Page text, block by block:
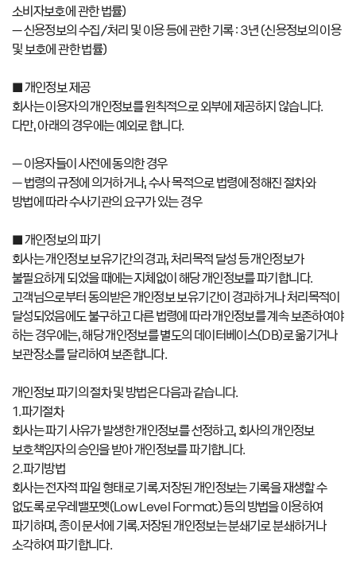
소비자보호에 관한 법률)
– 신용정보의 수집/처리 및 이용 등에 관한 기록 : 3년 (신용정보의 이용
및 보호에 관한 법률)
■ 개인정보 제공
회사는 이용자의 개인정보를 원칙적으로 외부에 제공하지 않습니다.
다만, 아래의 경우에는 예외로 합니다.
– 이용자들이 사전에 동의한 경우
– 법령의 규정에 의거하거나, 수사 목적으로 법령에 정해진 절차와
방법에 따라 수사기관의 요구가 있는 경우
■ 개인정보의 파기
회사는 개인정보 보유기간의 경과, 처리목적 달성 등 개인정보가
불필요하게 되었을 때에는 지체없이 해당 개인정보를 파기합니다.
고객님으로부터 동의받은 개인정보 보유기간이 경과하거나 처리목적이
달성되었음에도 불구하고 다른 법령에 따라 개인정보를 계속 보존하여야
하는 경우에는, 해당 개인정보를 별도의 데이터베이스(DB)로 옮기거나
보관장소를 달리하여 보존합니다.
개인정보 파기의 절차 및 방법은 다음과 같습니다.
1.파기절차
회사는 파기 사유가 발생한 개인정보를 선정하고, 회사의 개인정보
보호책임자의 승인을 받아 개인정보를 파기합니다.
2.파기방법
회사는 전자적 파일 형태로 기록․저장된 개인정보는 기록을 재생할 수
없도록 로우레밸포멧(Low Level Format) 등의 방법을 이용하여
파기하며, 종이 문서에 기록․저장된 개인정보는 분쇄기로 분쇄하거나
소각하여 파기합니다.